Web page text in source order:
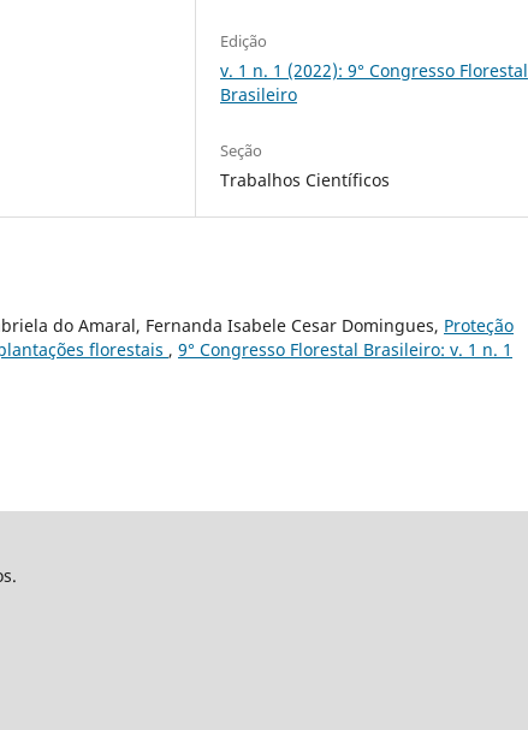
Edição
v. 1 n. 1 (2022): 9° Congresso Florestal
Brasileiro
Seção
Trabalhos Científicos
do Amaral, Fernanda Isabele Cesar Domingues, Proteção
florestais , 9° Congresso Florestal Brasileiro: v. 1 n. 1